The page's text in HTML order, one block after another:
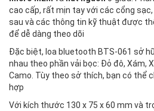
cao cấp, rất mịn tay với các cổng
sau và các thông tin kỹ thuật được
để dễ dàng theo dõi
Đặc biệt, loa bluetooth BTS-061 sở
nhau theo phần vải bọc: Đỏ đô, Xám,
Camo. Tùy theo sở thích, bạn có thể
hợp
Với kích thước 130 x 75 x 60 mm và